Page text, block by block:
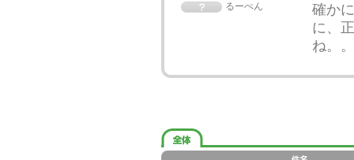
るーぺん
確か
に、
ね